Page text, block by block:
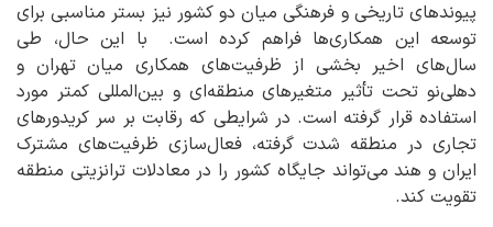
پیوندهای تاریخی و فرهنگی میان دو کشور نیز بستر مناسبی برای
توسعه این همکاری‌ها فراهم کرده است.
با این حال، طی
سال‌های اخیر بخشی از ظرفیت‌های همکاری میان تهران و
دهلی‌نو تحت تأثیر متغیرهای منطقه‌ای و بین‌المللی کمتر مورد
استفاده قرار گرفته است. در شرایطی که رقابت بر سر کریدورهای
تجاری در منطقه شدت گرفته، فعال‌سازی ظرفیت‌های مشترک
ایران و هند می‌تواند جایگاه کشور را در معادلات ترانزیتی منطقه
تقویت کند.